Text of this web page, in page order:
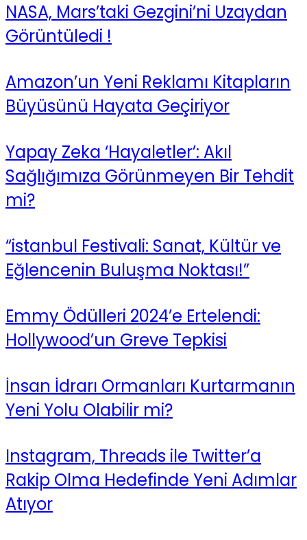
NASA, Mars’taki Gezgini’ni Uzaydan
Görüntüledi !
Amazon’un Yeni Reklamı Kitapların
Büyüsünü Hayata Geçiriyor
Yapay Zeka ‘Hayaletler’: Akıl
Sağlığımıza Görünmeyen Bir Tehdit
mi?
“istanbul Festivali: Sanat, Kültür ve
Eğlencenin Buluşma Noktası!”
Emmy Ödülleri 2024’e Ertelendi:
Hollywood’un Greve Tepkisi
İnsan İdrarı Ormanları Kurtarmanın
Yeni Yolu Olabilir mi?
Instagram, Threads ile Twitter’a
Rakip Olma Hedefinde Yeni Adımlar
Atıyor